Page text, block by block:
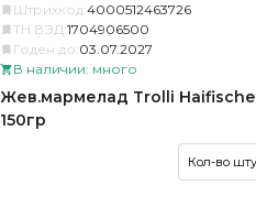
Штрихкод: 4000512463726
ТН ВЭД: 1704906500
Годен до: 03.07.2027
В наличии: много
Жев.мармелад Trolli Haifische
150гр